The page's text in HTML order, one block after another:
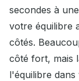
secondes à
votre équilibre
côtés.
côté fort, mais
l'équilibre